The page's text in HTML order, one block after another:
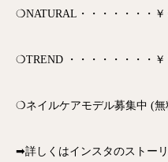
❍NATURAL・・・・・・・￥
❍TREND ・・・・・・・・￥
❍ネイルケアモデル募集中 (無
➡詳しくはインスタのストー